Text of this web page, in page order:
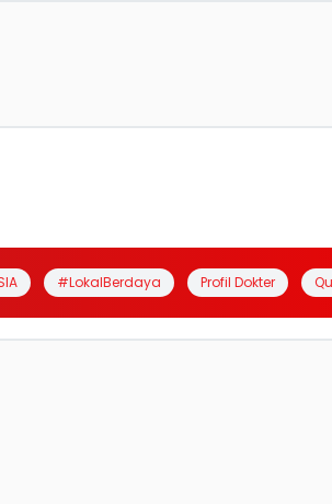
#LokalBerdaya Profil Dokter